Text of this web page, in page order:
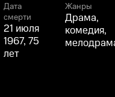
Дата
смерти
21 июля
1967, 75
лет
Жанры
Драма,
комедия,